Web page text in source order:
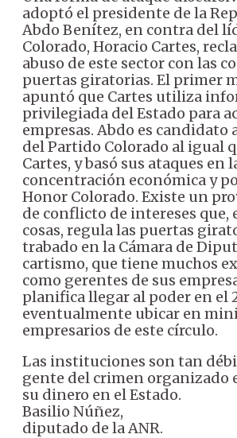
adoptó el presidente de la
Abdo Benítez, en contra del
Colorado, Horacio Cartes,
abuso de este sector con las
puertas giratorias. El primer
apuntó que Cartes utiliza
privilegiada del Estado para
empresas. Abdo es candidato
del Partido Colorado al igual
Cartes, y basó sus ataques en
concentración económica y
Honor Colorado. Existe un
de conflicto de intereses que,
cosas, regula las puertas
trabado en la Cámara de
cartismo, que tiene muchos
como gerentes de sus
planifica llegar al poder en el
eventualmente ubicar en
empresarios de este círculo.
Las instituciones son tan
gente del crimen organizado
su dinero en el Estado.
Basilio Núñez,
diputado de la ANR.